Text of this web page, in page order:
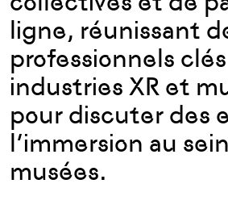
ligne, réunissant
professionnels
industries XR et
pour discuter des
l’immersion au
musées.